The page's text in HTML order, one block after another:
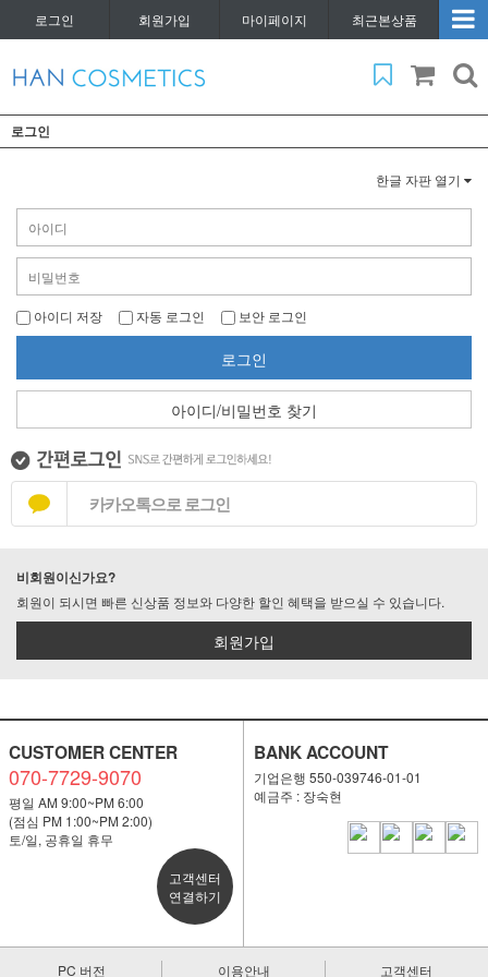
로그인 회원가입 마이페이지 최근본상품
로그인
한글 자판 열기
아이디 저장 자동 로그인 보안 로그인
로그인
아이디/비밀번호 찾기
카카오톡으로 로그인
비회원이신가요?
회원이 되시면 빠른 신상품 정보와 다양한 할인 혜택을 받으실 수 있습니다.
회원가입
CUSTOMER CENTER
070-7729-9070
평일 AM 9:00~PM 6:00
(점심 PM 1:00~PM 2:00)
토/일, 공휴일 휴무
고객센터
연결하기
BANK ACCOUNT
기업은행 550-039746-01-01
예금주 : 장숙현
PC 버전 이용안내 고객센터